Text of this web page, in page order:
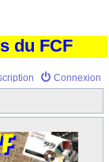
du FCF
Connexion